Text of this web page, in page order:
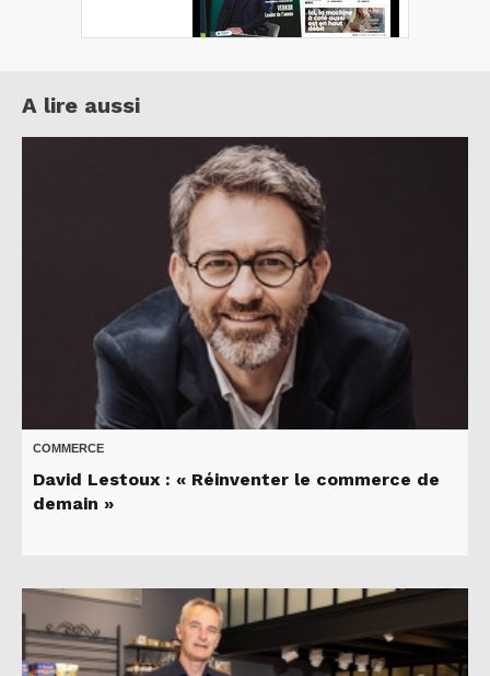
A lire aussi
COMMERCE
David Lestoux : « Réinventer le commerce de
demain »